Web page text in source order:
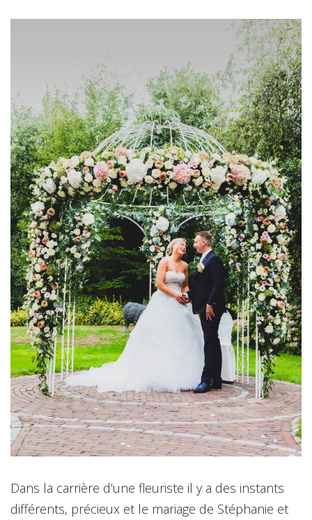
Dans la carrière d’une fleuriste il y a des instants
différents, précieux et le mariage de Stéphanie et